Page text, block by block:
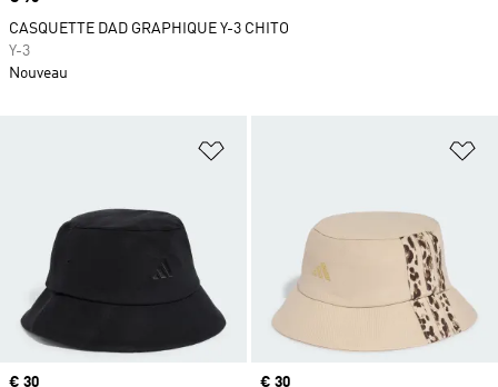
Ajouter à la Liste de produits
Prix
€ 30
Prix
€ 30
CASQUETTE DAD GRAPHIQUE Y-3 CHITO
Y-3
Nouveau